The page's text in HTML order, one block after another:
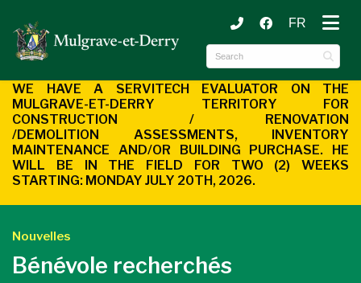
(Municipality )
FR
WE HAVE A SERVITECH EVALUATOR ON THE
MULGRAVE-ET-DERRY TERRITORY FOR
CONSTRUCTION / RENOVATION
/DEMOLITION ASSESSMENTS, INVENTORY
MAINTENANCE AND/OR BUILDING
PURCHASE. HE
WILL BE IN THE FIELD FOR TWO (2) WEEKS
STARTING: MONDAY JULY 20TH, 2026.
Nouvelles
Bénévole recherchés